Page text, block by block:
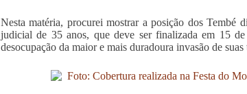
Nesta matéria, procurei mostrar a posição dos Tembé
judicial de 35 anos, que deve ser finalizada em 15
desocupação da maior e mais duradoura invasão de